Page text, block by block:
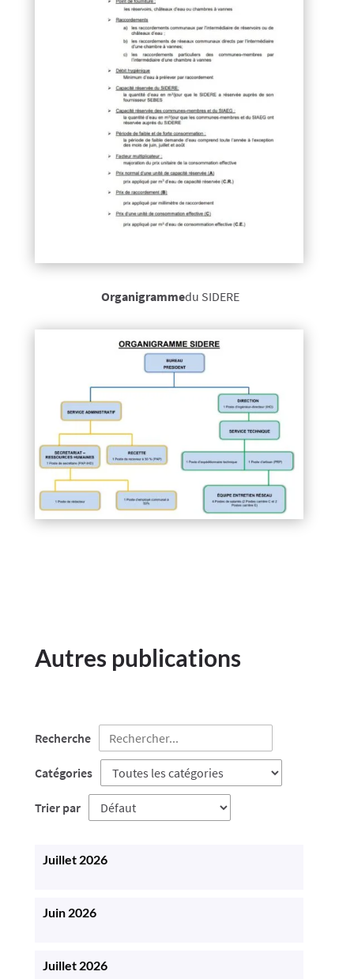
Organigrammedu SIDERE
Autres publications
Recherche
Catégories
Trier par
Juillet 2026
Juin 2026
Juillet 2026